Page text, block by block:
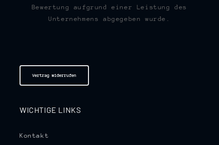
Bewertung aufgrund einer Leistung des
Unternehmens abgegeben wurde.
Vertrag widerrufen
WICHTIGE LINKS
Kontakt